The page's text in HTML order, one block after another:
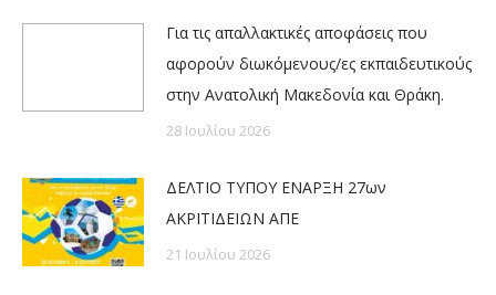
Για τις απαλλακτικές αποφάσεις που
αφορούν διωκόμενους/ες εκπαιδευτικούς
στην Ανατολική Μακεδονία και Θράκη.
28 Ιουλίου 2026
ΔΕΛΤΙΟ ΤΥΠΟΥ ΕΝΑΡΞΗ 27ων
ΑΚΡΙΤΙΔΕΙΩΝ ΑΠΕ
21 Ιουλίου 2026